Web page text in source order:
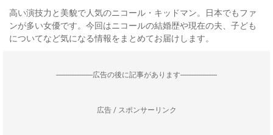
高い演技力と美貌で人気のニコール・キッドマン。日本でもファ
ンが多い女優です。今回はニコールの結婚歴や現在の夫、子ども
についてなど気になる情報をまとめてお届けします。
--------------------広告の後に記事があります--------------------
広告 / スポンサーリンク